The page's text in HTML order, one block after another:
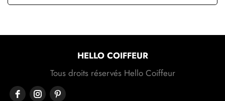
HELLO COIFFEUR
Tous droits réservés Hello Coiffeur